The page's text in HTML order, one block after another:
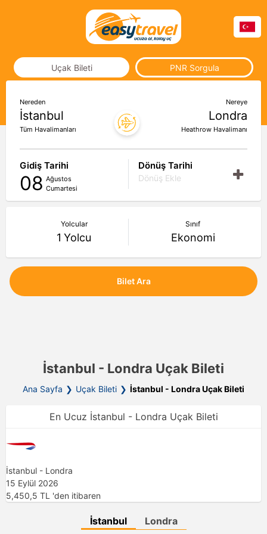
Uçak Bileti PNR Sorgula
Nereden
İstanbul
Tüm Havalimanları
Nereye
Londra
Heathrow Havalimanı
Gidiş Tarihi
08 Ağustos
Cumartesi
Dönüş Tarihi
Dönüş Ekle
Yolcular
1 Yolcu
Sınıf
Ekonomi
Bilet Ara
İstanbul - Londra Uçak Bileti
Ana Sayfa Uçak Bileti İstanbul - Londra Uçak Bileti
En Ucuz İstanbul - Londra Uçak Bileti
İstanbul - Londra
15 Eylül 2026
5,450,5 TL 'den itibaren
İstanbul Londra